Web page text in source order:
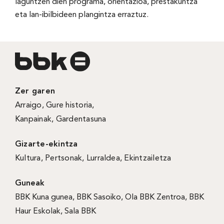
laguntzen dien programa, orientazioa, prestakuntza
eta lan-ibilbideen plangintza erraztuz.
Zer garen
Arraigo,Gure historia,
Kanpainak, Gardentasuna
Gizarte-ekintza
Kultura, Pertsonak, Lurraldea, Ekintzailetza
Guneak
BBK Kuna gunea, BBK Sasoiko, Ola BBK Zentroa, BBK
Haur Eskolak, Sala BBK